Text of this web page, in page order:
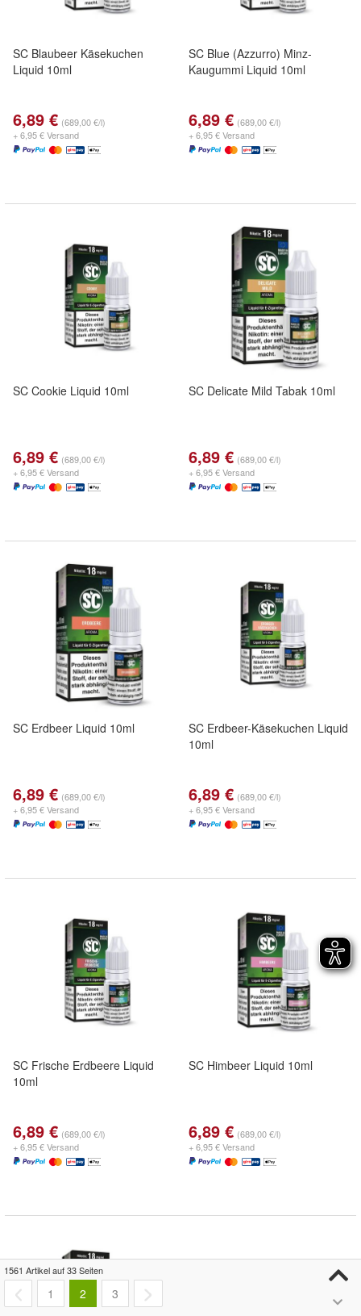
SC Blaubeer Käsekuchen
Liquid 10ml
6,89 € (689,00 €/l)
+ 6,95 € Versand
SC Blue (Azzurro) Minz-
Kaugummi Liquid 10ml
6,89 € (689,00 €/l)
+ 6,95 € Versand
SC Cookie Liquid 10ml
6,89 € (689,00 €/l)
+ 6,95 € Versand
SC Delicate Mild Tabak 10ml
6,89 € (689,00 €/l)
+ 6,95 € Versand
SC Erdbeer Liquid 10ml
6,89 € (689,00 €/l)
+ 6,95 € Versand
SC Erdbeer-Käsekuchen Liquid
10ml
6,89 € (689,00 €/l)
+ 6,95 € Versand
SC Frische Erdbeere Liquid
10ml
6,89 € (689,00 €/l)
+ 6,95 € Versand
SC Himbeer Liquid 10ml
6,89 € (689,00 €/l)
+ 6,95 € Versand
1561 Artikel auf 33 Seiten
1 2 3